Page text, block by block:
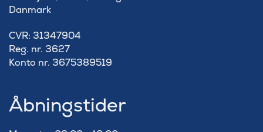
Danmark
​CVR: 31347904
Reg. nr. 3627
Konto nr. 3675389519
Åbningstider